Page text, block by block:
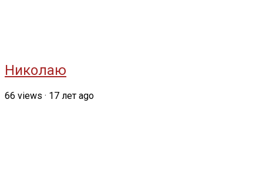
Николаю
66 views · 17 лет ago